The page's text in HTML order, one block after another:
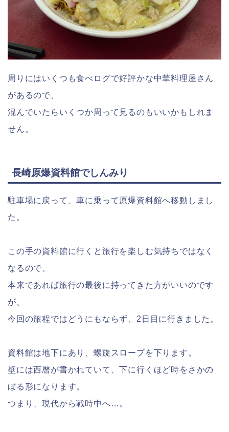
周りにはいくつも食べログで好評かな中華料理屋さん
があるので、
混んでいたらいくつか周って見るのもいいかもしれま
せん。
長崎原爆資料館でしんみり
駐車場に戻って、車に乗って原爆資料館へ移動しまし
た。
この手の資料館に行くと旅行を楽しむ気持ちではなく
なるので、
本来であれば旅行の最後に持ってきた方がいいのです
が、
今回の旅程ではどうにもならず、2日目に行きました。
資料館は地下にあり、螺旋スロープを下ります。
壁には西暦が書かれていて、下に行くほど時をさかの
ぼる形になります。
つまり、現代から戦時中へ…。